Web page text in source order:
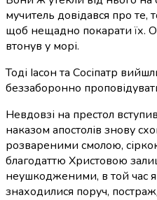
мучитель довідався про те,
щоб нещадно покарати їх.
втонув у морі.
Тоді Іасон та Сосіпатр
беззаборонно
Невдовзі на престол
наказом апостолів знову
розвареними смолою,
благодаттю Христовою
неушкодженими, в той час
знаходилися поруч,